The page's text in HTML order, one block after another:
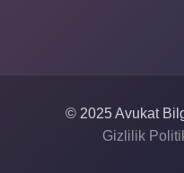
© 2025 Avukat
Gizlilik